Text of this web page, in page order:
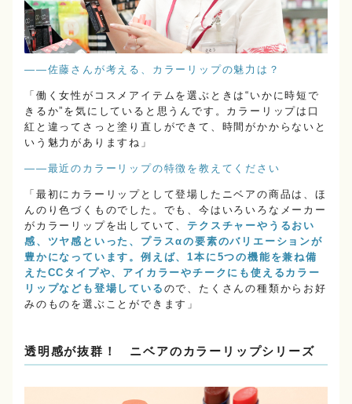
――佐藤さんが考える、カラーリップの魅力は？
「働く女性がコスメアイテムを選ぶときは“いかに時短で
きるか”を気にしていると思うんです。カラーリップは口
紅と違ってさっと塗り直しができて、時間がかからないと
いう魅力がありますね」
――最近のカラーリップの特徴を教えてください
「最初にカラーリップとして登場したニベアの商品は、ほ
んのり色づくものでした。でも、今はいろいろなメーカー
がカラーリップを出していて、 テクスチャーやうるおい
感、ツヤ感といった、プラスαの要素のバリエーションが
豊かになっています。例えば、1本に5つの機能を兼ね備
えたCCタイプや、アイカラーやチークにも使えるカラー
リップなども登場している ので、たくさんの種類からお好
みのものを選ぶことができます」
透明感が抜群！ ニベアのカラーリップシリーズ